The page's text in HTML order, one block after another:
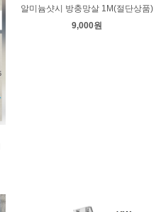
알미늄샷시 방충망살 1M(절단상품)
9,000원